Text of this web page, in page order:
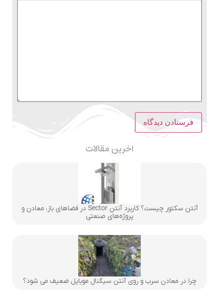
اخرین مقالات
آنتن سکتور چیست؟ کاربرد آنتن Sector در فضاهای باز، معادن و
پروژه‌های صنعتی
چرا در معادن سرب و روی آنتن سیگنال موبایل ضعیف می شود؟